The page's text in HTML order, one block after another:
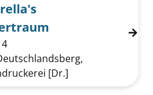
von Elfe Surella's
diesem Verfasser
[Dr.]